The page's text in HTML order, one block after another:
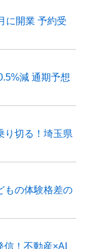
に開業 予約受
減 通期予想
り切る！埼玉県
もの体験格差の
！不動産×AI